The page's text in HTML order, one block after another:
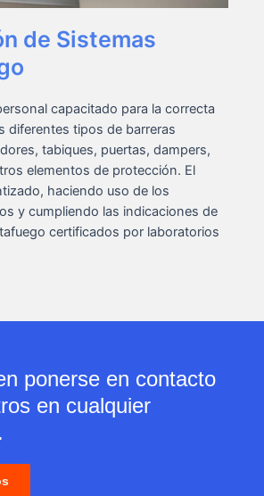
de Sistemas
capacitado para la correcta
diferentes tipos de barreras
tabiques, puertas, dampers,
elementos de protección. El
haciendo uso de los
y cumpliendo las indicaciones de
certificados por laboratorios
ponerse en contacto
en cualquier